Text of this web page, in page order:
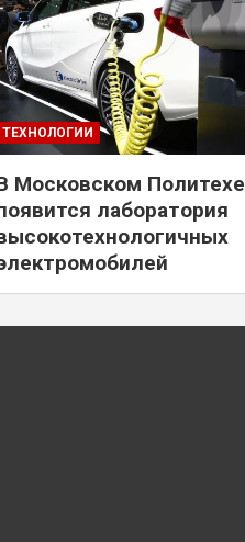
ТЕХНОЛОГИИ
Московском Политехе
лаборатория